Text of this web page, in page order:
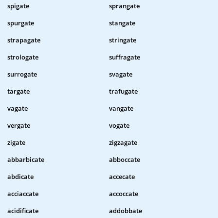
spigate
sprangate
spurgate
stangate
strapagate
stringate
strologate
suffragate
surrogate
svagate
targate
trafugate
vagate
vangate
vergate
vogate
zigate
zigzagate
abbarbicate
abboccate
abdicate
accecate
acciaccate
accoccate
acidificate
addobbate